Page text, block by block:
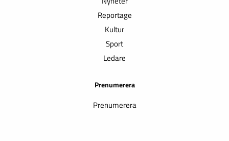
Reportage
Kultur
Sport
Ledare
Prenumerera
Prenumerera